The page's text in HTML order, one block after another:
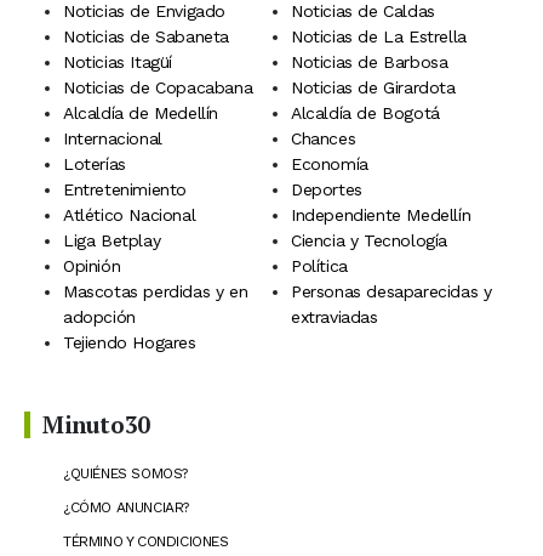
Noticias de Envigado
Noticias de Caldas
Noticias de Sabaneta
Noticias de La Estrella
Noticias Itagüí
Noticias de Barbosa
Noticias de Copacabana
Noticias de Girardota
Alcaldía de Medellín
Alcaldía de Bogotá
Internacional
Chances
Loterías
Economía
Entretenimiento
Deportes
Atlético Nacional
Independiente Medellín
Liga Betplay
Ciencia y Tecnología
Opinión
Política
Mascotas perdidas y en
adopción
Personas desaparecidas y
extraviadas
Tejiendo Hogares
Minuto30
¿QUIÉNES SOMOS?
¿CÓMO ANUNCIAR?
TÉRMINO Y CONDICIONES